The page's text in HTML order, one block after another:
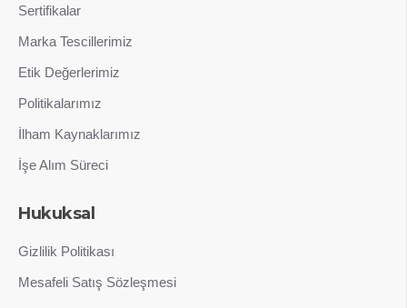
Sertifikalar
Marka Tescillerimiz
Etik Değerlerimiz
Politikalarımız
İlham Kaynaklarımız
İşe Alım Süreci
Hukuksal
Gizlilik Politikası
Mesafeli Satış Sözleşmesi